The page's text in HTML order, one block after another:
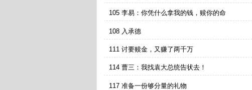
105 李易：你凭什么拿我的钱，赎你的命
108 入承德
111 讨要赎金，又赚了两千万
114 曹三：我找袁大总统告状去！
117 准备一份够分量的礼物